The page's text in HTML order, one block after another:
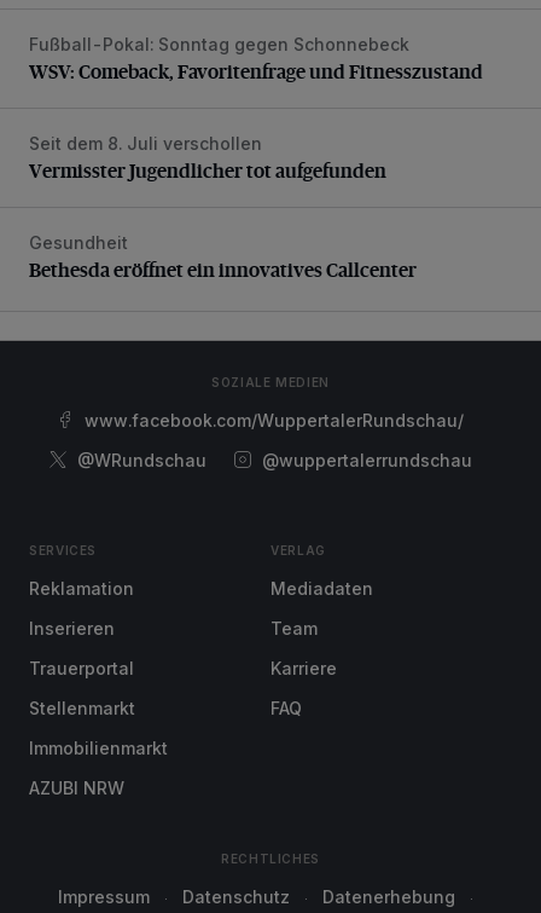
WSV: Comeback, Favoritenfrage und Fitnesszustand
Fußball-Pokal: Sonntag gegen Schonnebeck
WSV: Comeback, Favoritenfrage und Fitnesszustand
Vermisster Jugendlicher tot aufgefunden
Seit dem 8. Juli verschollen
Vermisster Jugendlicher tot aufgefunden
Bethesda eröffnet ein innovatives Callcenter
Gesundheit
Bethesda eröffnet ein innovatives Callcenter
SOZIALE MEDIEN
www.facebook.com/WuppertalerRundschau/
@WRundschau
@wuppertalerrundschau
SERVICES
Reklamation
Inserieren
Trauerportal
Stellenmarkt
Immobilienmarkt
AZUBI NRW
VERLAG
Mediadaten
Team
Karriere
FAQ
RECHTLICHES
Impressum Datenschutz Datenerhebung